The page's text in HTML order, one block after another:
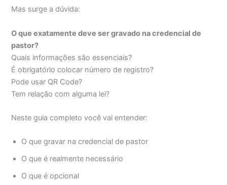
Mas surge a dúvida:
O que exatamente deve ser gravado na credencial de
pastor?
Quais informações são essenciais?
É obrigatório colocar número de registro?
Pode usar QR Code?
Tem relação com alguma lei?
Neste guia completo você vai entender:
O que gravar na credencial de pastor
O que é realmente necessário
O que é opcional